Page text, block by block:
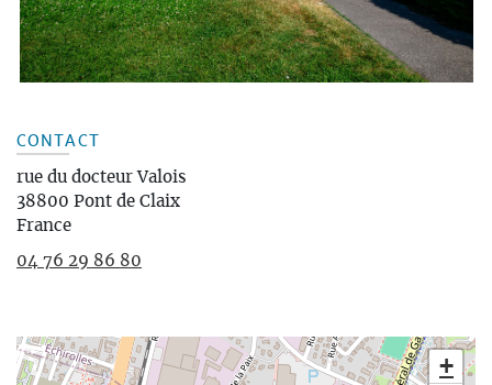
CONTACT
rue du docteur Valois
38800 Pont de Claix
France
04 76 29 86 80
+